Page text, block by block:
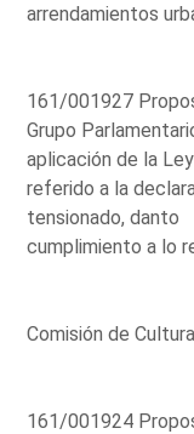
arrendamientos
161/001927
Grupo
aplicación de la
referido a la
tensionado, danto
cumplimiento a lo
Comisión de Cultura
161/001924